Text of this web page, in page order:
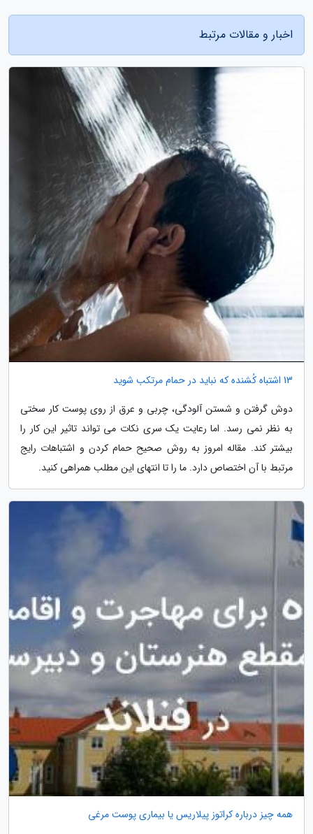
اخبار و مقالات مرتبط
13 اشتباه کُشنده که نباید در حمام مرتکب شوید
دوش گرفتن و شستن آلودگی، چربی و عرق از روی پوست کار سختی
به نظر نمی رسد. اما رعایت یک سری نکات می تواند تاثیر این کار را
بیشتر کند. مقاله امروز به روش صحیح حمام کردن و اشتباهات رایج
مرتبط با آن اختصاص دارد. ما را تا انتهای این مطلب همراهی کنید.
همه چیز درباره کراتوز پیلاریس یا بیماری پوست مرغی